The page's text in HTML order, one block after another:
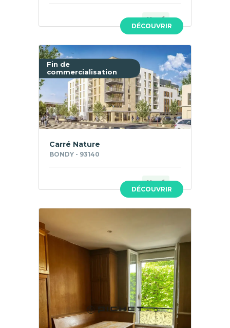
DÉCOUVRIR
Neuf
Fin de
commercialisation
DÉCOUVRIR
Carré Nature
BONDY - 93140
Neuf